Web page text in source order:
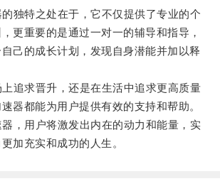
特之处在于，它不仅提供了专业的个
更重要的是通过一对一的辅导和指导，
己的成长计划，发现自身潜能并加以释
求晋升，还是在生活中追求更高质量
器都能为用户提供有效的支持和帮助。
用户将激发出内在的动力和能量，实
加充实和成功的人生。